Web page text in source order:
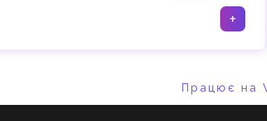
+
Працює на